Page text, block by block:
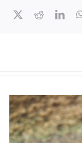
Facebook
X Reddit